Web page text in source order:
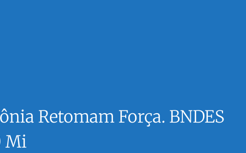
Retomam Força. BNDES
Mi